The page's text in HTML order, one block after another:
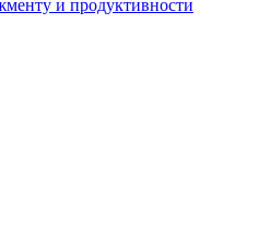
и продуктивности